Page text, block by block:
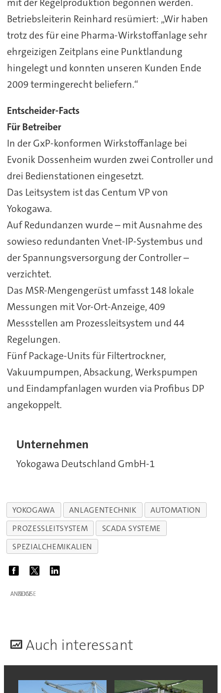
Betriebsleiterin Reinhard resümiert: „Wir haben
trotz des für eine Pharma-Wirkstoffanlage sehr
ehrgeizigen Zeitplans eine Punktlandung
hingelegt und konnten unseren Kunden Ende
2009 termingerecht beliefern.“
Entscheider-Facts
Für Betreiber
In der GxP-konformen Wirkstoffanlage bei
Evonik Dossenheim wurden zwei Controller und
drei Bedienstationen eingesetzt.
Das Leitsystem ist das Centum VP von
Yokogawa.
Auf Redundanzen wurde – mit Ausnahme des
sowieso redundanten Vnet-IP-Systembus und
der Spannungsversorgung der Controller –
verzichtet.
Das MSR-Mengengerüst umfasst 148 lokale
Messungen mit Vor-Ort-Anzeige, 409
Messstellen am Prozessleitsystem und 44
Regelungen.
Fünf Package-Units für Filtertrockner,
Vakuumpumpen, Absackung, Werkspumpen
und Eindampfanlagen wurden via Profibus DP
angekoppelt.
Unternehmen
Yokogawa Deutschland GmbH-1
YOKOGAWA ANLAGENTECHNIK
AUTOMATION
PROZESSLEITSYSTEM
SCADA SYSTEME
SPEZIALCHEMIKALIEN
ANZEIGE
Auch interessant